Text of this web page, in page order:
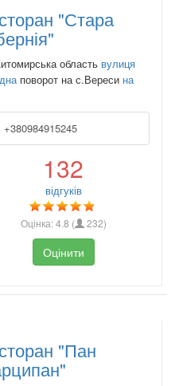
"Стара
область вулиця
поворот на с.Вереси на
+380984915245
132
відгуків
Оцінка:4.8 ( 232)
Оцінити
"Пан